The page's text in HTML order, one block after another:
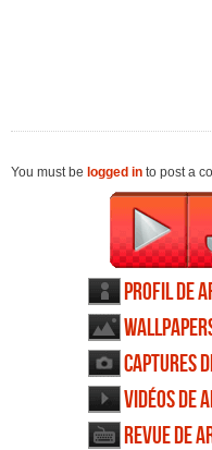
You must be logged in to post a
Profil de
Captures
Vidéos de
Revue de